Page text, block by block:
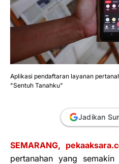
Aplikasi pendaftaran layanan
"Sentuh Tanahku"
Jadikan
SEMARANG,
pertanahan yang